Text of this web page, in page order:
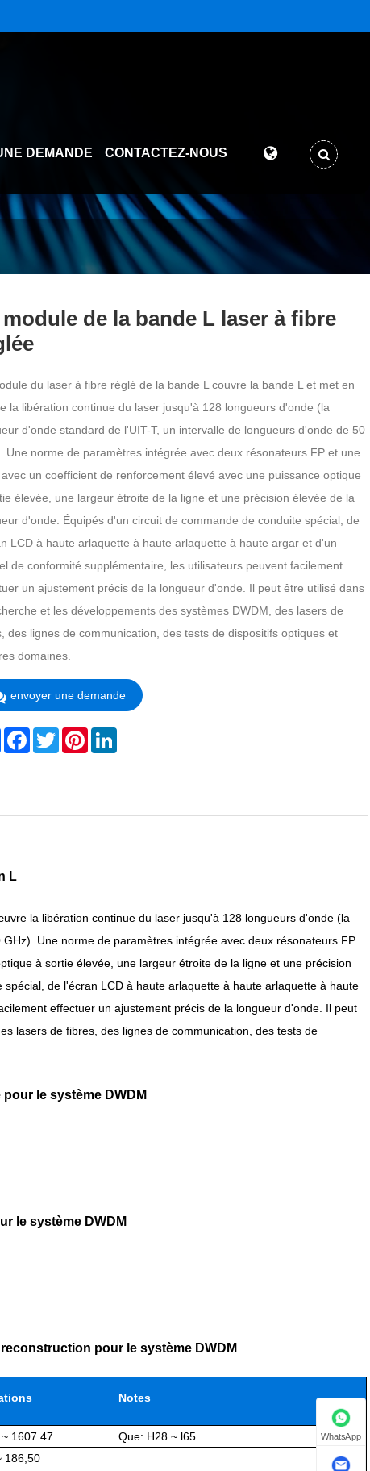
DEMANDE CONTACTEZ-NOUS
de la bande L laser à fibre
du laser à fibre réglé de la bande L couvre la bande L et met en
la libération continue du laser jusqu'à 128 longueurs d'onde (la
d'onde standard de l'UIT-T, un intervalle de longueurs d'onde de 50
Une norme de paramètres intégrée avec deux résonateurs FP et une
un coefficient de renforcement élevé avec une puissance optique
élevée, une largeur étroite de la ligne et une précision élevée de la
d'onde. Équipés d'un circuit de commande de conduite spécial, de
LCD à haute arlaquette à haute arlaquette à haute argar et d'un
de conformité supplémentaire, les utilisateurs peuvent facilement
un ajustement précis de la longueur d'onde. Il peut être utilisé dans
et les développements des systèmes DWDM, des lasers de
des lignes de communication, des tests de dispositifs optiques et
domaines.
envoyer une demande
ShareFacebook
TwitterPinterestLinkedIn
L
la libération continue du laser jusqu'à 128 longueurs d'onde (la
Une norme de paramètres intégrée avec deux résonateurs FP
à sortie élevée, une largeur étroite de la ligne et une précision
de l'écran LCD à haute arlaquette à haute arlaquette à haute
effectuer un ajustement précis de la longueur d'onde. Il peut
lasers de fibres, des lignes de communication, des tests de
le système DWDM
le système DWDM
pour le système DWDM
Notes
1607.47
Que: H28 ~ l65
186,50
WhatsApp